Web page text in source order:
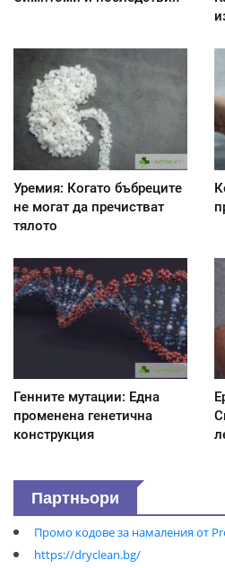
Уремия: Когато бъбреците
не могат да пречистват
тялото
Генните мутации: Една
променена генетична
конструкция
Партньори
Промо кодове за намаления от
https://dryclean.bg/